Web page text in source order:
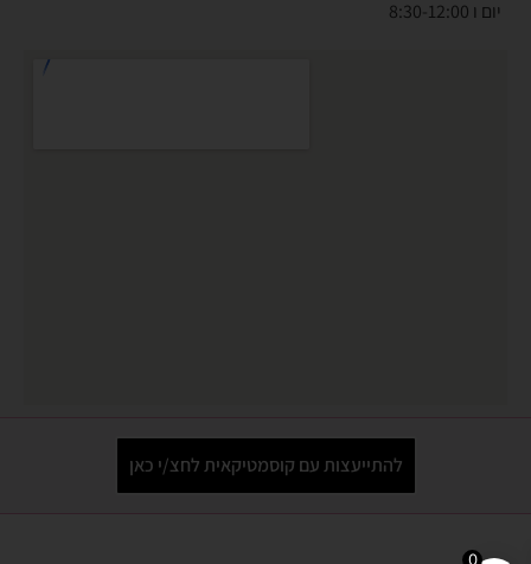
יום ו 8:30-12:00
להתייעצות עם קוסמטיקאית לחצ/י כאן
0